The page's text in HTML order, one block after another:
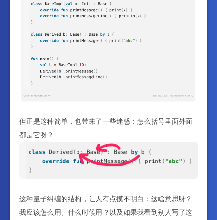
但正是这种简单，也带来了一些迷惑：怎么括号里面外面
都是它呀？
这种量子纠缠的结构，让人有点摸不明白：这啥意思呀？
我应该怎么用、什么时候用？以及如果我看到别人写了这